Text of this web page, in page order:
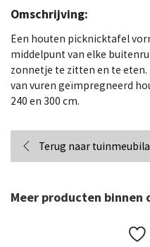
Omschrijving:
Een houten picknicktafel
middelpunt van elke
zonnetje te zitten en te
van vuren geïmpregneerd
240 en 300 cm.
Terug naar
Meer producten binnen